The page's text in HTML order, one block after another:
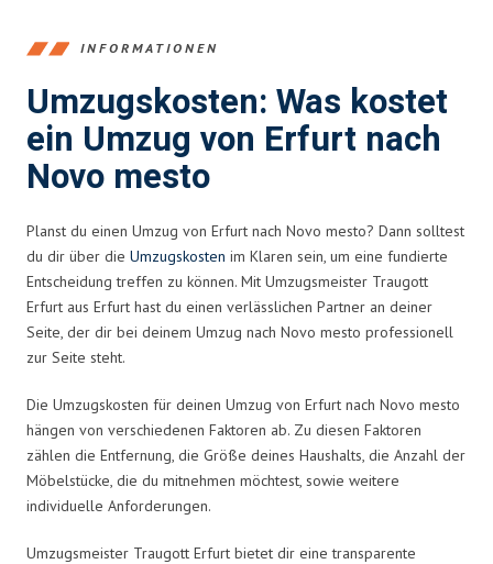
INFORMATIONEN
Umzugskosten: Was kostet
ein Umzug von Erfurt nach
Novo mesto
Planst du einen Umzug von Erfurt nach Novo mesto? Dann solltest
du dir über die Umzugskosten im Klaren sein, um eine fundierte
Entscheidung treffen zu können. Mit Umzugsmeister Traugott
Erfurt aus Erfurt hast du einen verlässlichen Partner an deiner
Seite, der dir bei deinem Umzug nach Novo mesto professionell
zur Seite steht.
Die Umzugskosten für deinen Umzug von Erfurt nach Novo mesto
hängen von verschiedenen Faktoren ab. Zu diesen Faktoren
zählen die Entfernung, die Größe deines Haushalts, die Anzahl der
Möbelstücke, die du mitnehmen möchtest, sowie weitere
individuelle Anforderungen.
Umzugsmeister Traugott Erfurt bietet dir eine transparente